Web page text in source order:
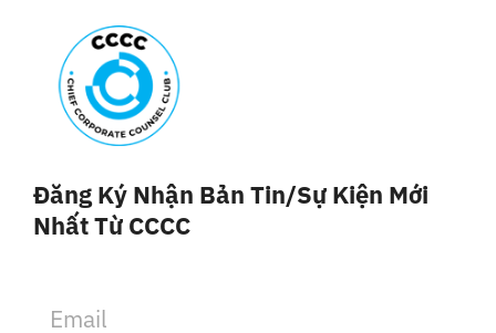
Đăng Ký Nhận Bản Tin/sự Kiện Mới
Nhất Từ CCCC